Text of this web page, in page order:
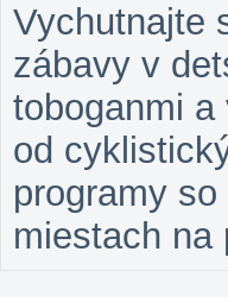
Vychutnajte
zábavy v
toboganmi
od
programy
miestach na